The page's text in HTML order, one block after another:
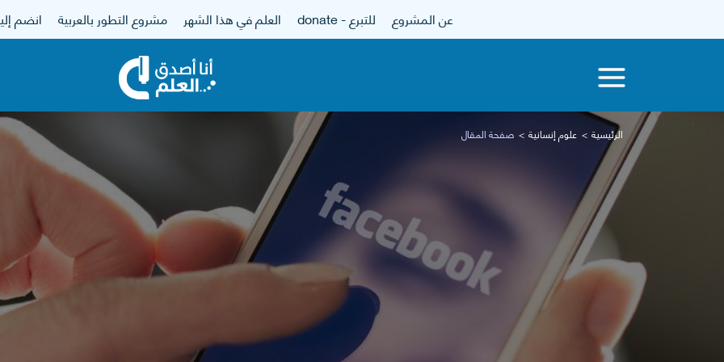
عن المشروع للتبرع - donate العلم في هذا الشهر مشروع التطور بالعربية انضم
الرئيسية علوم إنسانية صفحة المقال